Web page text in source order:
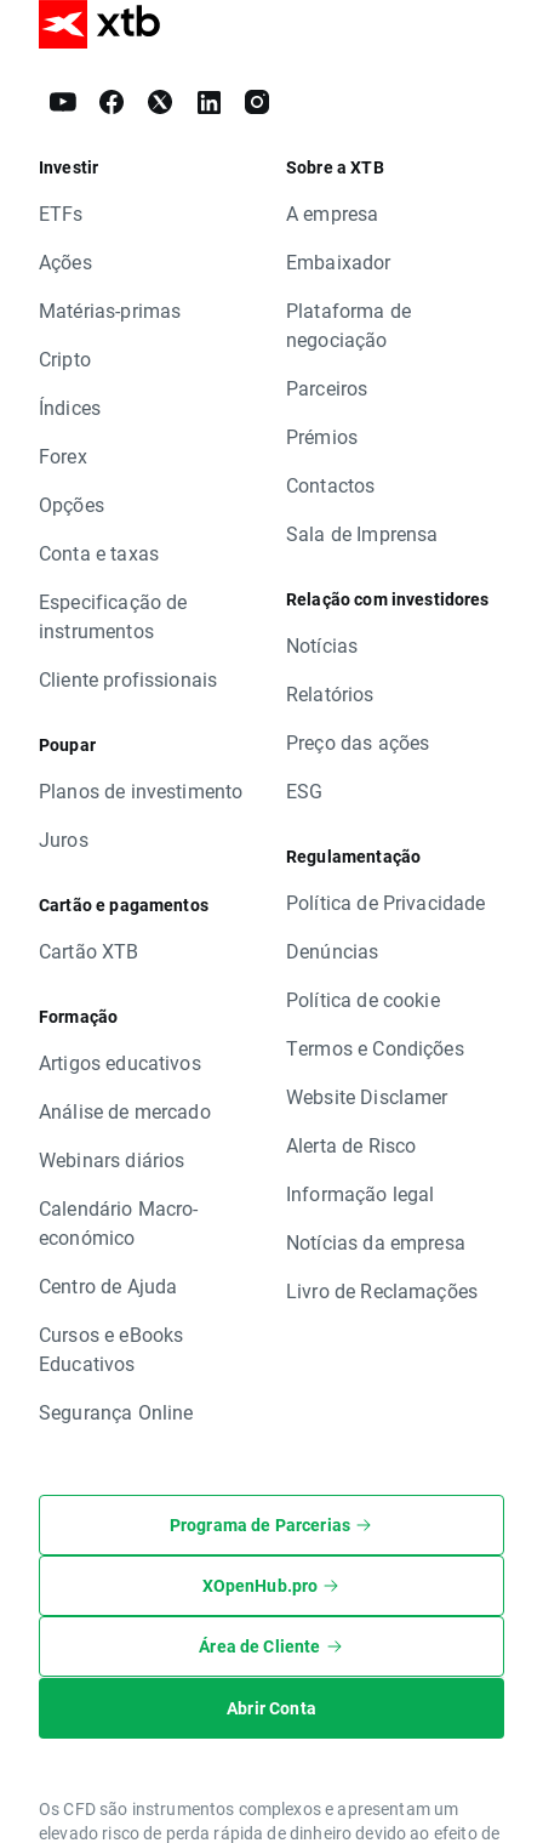
Investir
ETFs
Ações
Matérias-primas
Cripto
Índices
Forex
Opções
Conta e taxas
Especificação de
instrumentos
Cliente profissionais
Poupar
Planos de investimento
Juros
Cartão e pagamentos
Cartão XTB
Formação
Artigos educativos
Análise de mercado
Webinars diários
Calendário Macro-
económico
Centro de Ajuda
Cursos e eBooks
Educativos
Segurança Online
Sobre a XTB
A empresa
Embaixador
Plataforma de
negociação
Parceiros
Prémios
Contactos
Sala de Imprensa
Relação com investidores
Notícias
Relatórios
Preço das ações
ESG
Regulamentação
Política de Privacidade
Denúncias
Política de cookie
Termos e Condições
Website Disclamer
Alerta de Risco
Informação legal
Notícias da empresa
Livro de Reclamações
Programa de Parcerias
XOpenHub.pro
Área de Cliente
Abrir Conta
Os CFD são instrumentos complexos e apresentam um
elevado risco de perda rápida de dinheiro devido ao efeito de